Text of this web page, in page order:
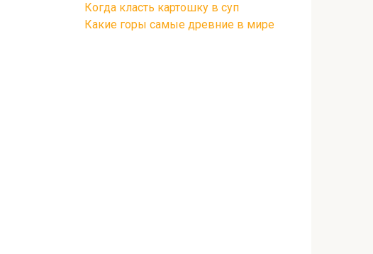
Когда класть картошку в суп
Какие горы самые древние в мире